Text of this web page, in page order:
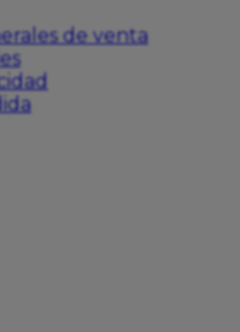
de venta